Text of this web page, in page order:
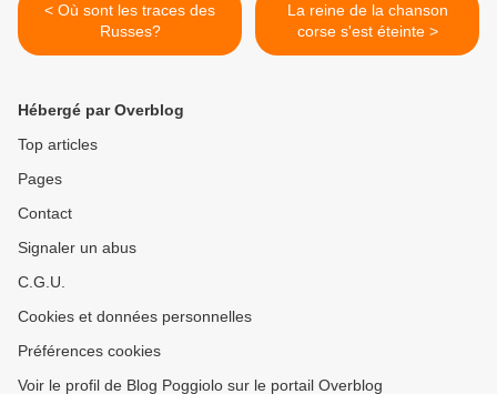
< Où sont les traces des
Russes?
La reine de la chanson
corse s'est éteinte >
Hébergé par Overblog
Top articles
Pages
Contact
Signaler un abus
C.G.U.
Cookies et données personnelles
Préférences cookies
Voir le profil de Blog Poggiolo sur le portail Overblog